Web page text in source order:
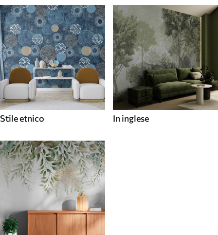
Stile etnico In inglese